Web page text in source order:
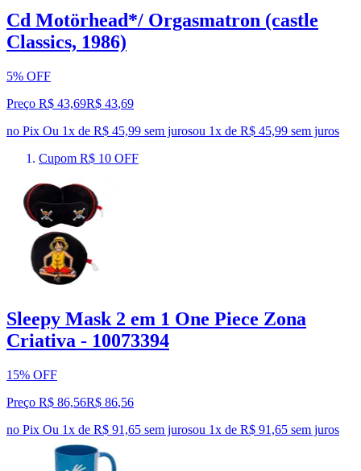
Cd Motörhead*/ Orgasmatron (castle
Classics, 1986)
5% OFF
Preço R$ 43,69R$ 43,69
no Pix Ou 1x de R$ 45,99 sem jurosou 1x de R$ 45,99 sem juros
Cupom R$ 10 OFF
Sleepy Mask 2 em 1 One Piece Zona
Criativa - 10073394
15% OFF
Preço R$ 86,56R$ 86,56
no Pix Ou 1x de R$ 91,65 sem jurosou 1x de R$ 91,65 sem juros